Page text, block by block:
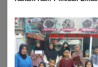
Taekwondo Championship
2026